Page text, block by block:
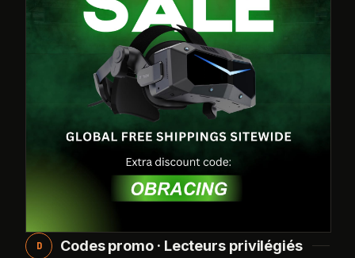
D Codes promo · Lecteurs privilégiés